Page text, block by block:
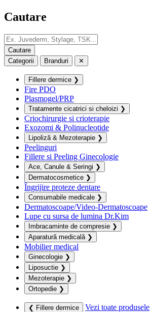
Cautare
Categorii Branduri ✕
Fillere dermice ❯
Fire PDO
Plasmogel/PRP
Tratamente cicatrici si cheloizi ❯
Criochirurgie si crioterapie
Exozomi & Polinucleotide
Lipoliză & Mezoterapie ❯
Peelinguri
Fillere si Peeling Ginecologie
Ace, Canule & Seringi ❯
Dermatocosmetice ❯
Îngrijire proteze dentare
Consumabile medicale ❯
Dermatoscoape/Video-Dermatoscoape
Lupe cu sursa de lumina Dr.Kim
Imbracaminte de compresie ❯
Aparatură medicală ❯
Mobilier medical
Ginecologie ❯
Liposuctie ❯
Mezoterapie ❯
Ortopedie ❯
❮ Fillere dermice
Vezi toate produsele